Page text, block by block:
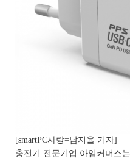
[smartPC사랑=남지율 기자]
충전기 전문기업 아임커머스